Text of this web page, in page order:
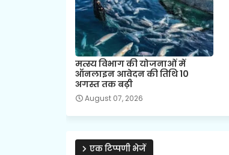
मत्स्य विभाग की योजनाओं में
ऑनलाइन आवेदन की तिथि 10
अगस्त तक बढ़ी
August 07, 2026
एक टिप्पणी भेजें